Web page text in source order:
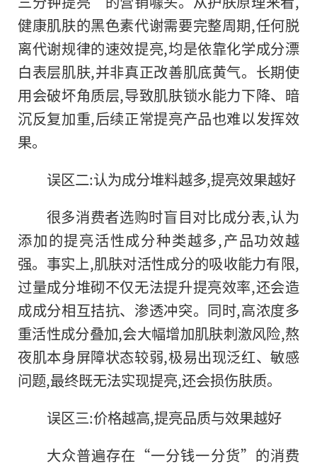
健康肌肤的黑色素代谢需要完整周期,任何脱
离代谢规律的速效提亮,均是依靠化学成分漂
白表层肌肤,并非真正改善肌底黄气。长期使
用会破坏角质层,导致肌肤锁水能力下降、暗
沉反复加重,后续正常提亮产品也难以发挥效
果。
误区二:认为成分堆料越多,提亮效果越好
很多消费者选购时盲目对比成分表,认为
添加的提亮活性成分种类越多,产品功效越
强。事实上,肌肤对活性成分的吸收能力有限,
过量成分堆砌不仅无法提升提亮效率,还会造
成成分相互拮抗、渗透冲突。同时,高浓度多
重活性成分叠加,会大幅增加肌肤刺激风险,熬
夜肌本身屏障状态较弱,极易出现泛红、敏感
问题,最终既无法实现提亮,还会损伤肤质。
误区三:价格越高,提亮品质与效果越好
大众普遍存在“一分钱一分货”的消费